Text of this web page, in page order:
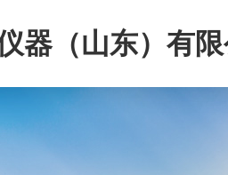
器（山东）有